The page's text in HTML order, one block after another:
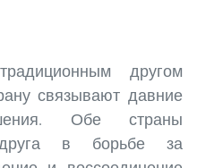
другом
связывают давние
Обе страны
в борьбе за